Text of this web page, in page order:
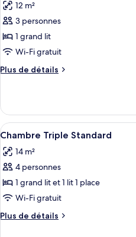
Chambre
Simple
les
photos
pour
ce
type
de
Chambre
Double
Standard
12 m²
3 personnes
1 grand lit
Wi-Fi gratuit
Plus de détails
Plus
le
type
de
Chambre
Double
Afficher
toutes
les
photos
pour
ce
type
de
4
Chambre Triple Standard
14 m²
4 personnes
1 grand lit et 1 lit 1 place
Wi-Fi gratuit
Plus de détails
Plus